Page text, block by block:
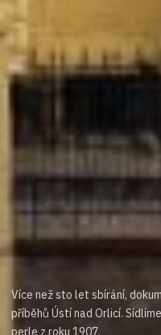
Více než sto let sbírání,
příběhů Ústí nad Orlicí.
perle z roku 1907.